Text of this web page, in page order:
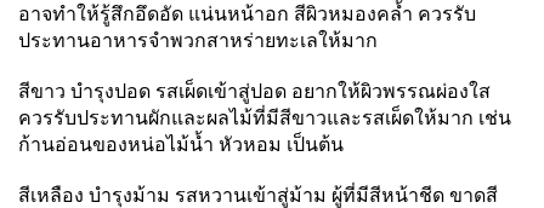
อาจทำให้รู้สึกอึดอัด แน่นหน้าอก สีผิวหมองคล้ำ ควรรับ
ประทานอาหารจำพวกสาหร่ายทะเลให้มาก
สีขาว บำรุงปอด รสเผ็ดเข้าสู่ปอด อยากให้ผิวพรรณผ่องใส
ควรรับประทานผักและผลไม้ที่มีสีขาวและรสเผ็ดให้มาก เช่น
ก้านอ่อนของหน่อไม้น้ำ หัวหอม เป็นต้น
สีเหลือง บำรุงม้าม รสหวานเข้าสู่ม้าม ผู้ที่มีสีหน้าชีด ขาดสี